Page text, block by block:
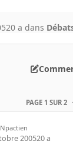
20 a dans
PAGE 1 SUR 2
200520 a